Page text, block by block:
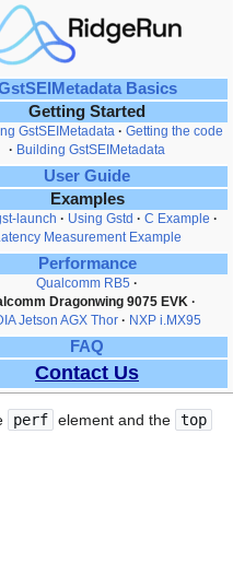
Basics
Getting Started
GstSEIMetadata
Getting the code
Building GstSEIMetadata
User Guide
Examples
launch Using Gstd
C Example
Measurement Example
Performance
Qualcomm RB5
Dragonwing 9075 EVK
Jetson AGX Thor
NXP i.MX95
FAQ
Contact Us
perf element and the top